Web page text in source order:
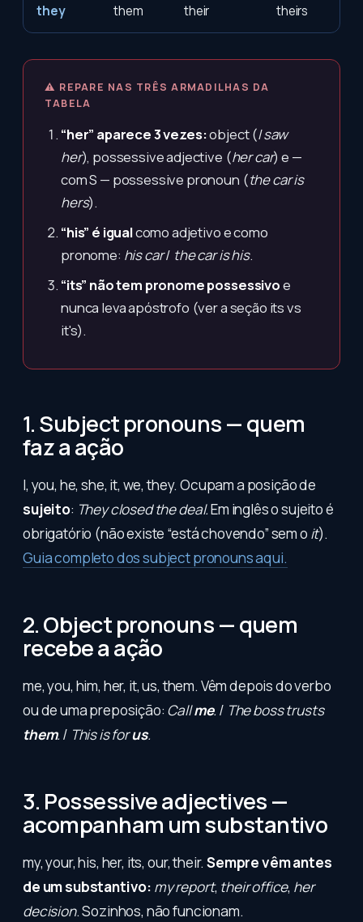
they them their theirs
⚠ REPARE NAS TRÊS ARMADILHAS DA
TABELA
“her” aparece 3 vezes:object (I saw
her), possessive adjective (her car) e —
com S — possessive pronoun (the car is
hers).
“his” é igualcomo adjetivo e como
pronome: his car/ the car is his.
“its” não tem pronome possessivoe
nunca leva apóstrofo (ver a seção its vs
it's).
1. Subject pronouns — quem
faz a ação
I, you, he, she, it, we, they. Ocupam a posição de
sujeito: They closed the deal.Em inglês o sujeito é
obrigatório (não existe “está chovendo” sem o it).
Guia completo dos subject pronouns aqui.
2. Object pronouns — quem
recebe a ação
me, you, him, her, it, us, them. Vêm depois do verbo
ou de uma preposição: Callme. / The boss trusts
them. / This is forus.
3. Possessive adjectives —
acompanham um substantivo
my, your, his, her, its, our, their.Sempre vêm antes
de um substantivo: my report, their office, her
decision. Sozinhos, não funcionam.